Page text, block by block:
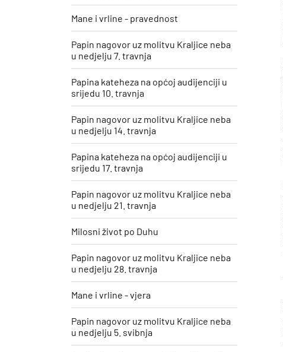
Mane i vrline - pravednost
Papin nagovor uz molitvu Kraljice neba
u nedjelju 7. travnja
Papina kateheza na općoj audijenciji u
srijedu 10. travnja
Papin nagovor uz molitvu Kraljice neba
u nedjelju 14. travnja
Papina kateheza na općoj audijenciji u
srijedu 17. travnja
Papin nagovor uz molitvu Kraljice neba
u nedjelju 21. travnja
Milosni život po Duhu
Papin nagovor uz molitvu Kraljice neba
u nedjelju 28. travnja
Mane i vrline - vjera
Papin nagovor uz molitvu Kraljice neba
u nedjelju 5. svibnja